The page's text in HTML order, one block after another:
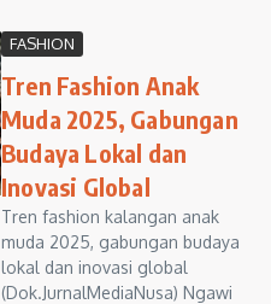
FASHION
Tren Fashion Anak
Muda 2025, Gabungan
Budaya Lokal dan
Inovasi Global
Tren fashion kalangan anak
muda 2025, gabungan budaya
lokal dan inovasi global
(Dok.JurnalMediaNusa) Ngawi